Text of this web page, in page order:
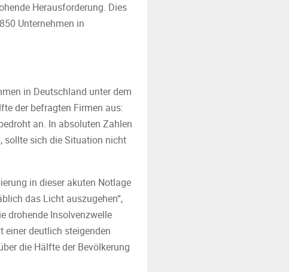
Herausforderung. Dies
Unternehmen in
in Deutschland unter dem
der befragten Firmen aus:
an. In absoluten Zahlen
sollte sich die Situation nicht
in dieser akuten Notlage
das Licht auszugehen“,
drohende Insolvenzwelle
einer deutlich steigenden
die Hälfte der Bevölkerung